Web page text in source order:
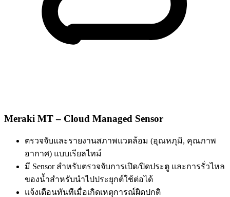
Meraki MT – Cloud Managed Sensor
ตรวจจับและรายงานสภาพแวดล้อม (อุณหภุมิ, คุณภาพ
อากาศ) แบบเรียลไทม์
มี Sensor สำหรับตรวจจับการเปิด/ปิดประตู และการรั่วไหล
ของน้ำสำหรับนำไปประยุกต์ใช้ต่อได้
แจ้งเตือนทันทีเมื่อเกิดเหตุการณ์ผิดปกติ